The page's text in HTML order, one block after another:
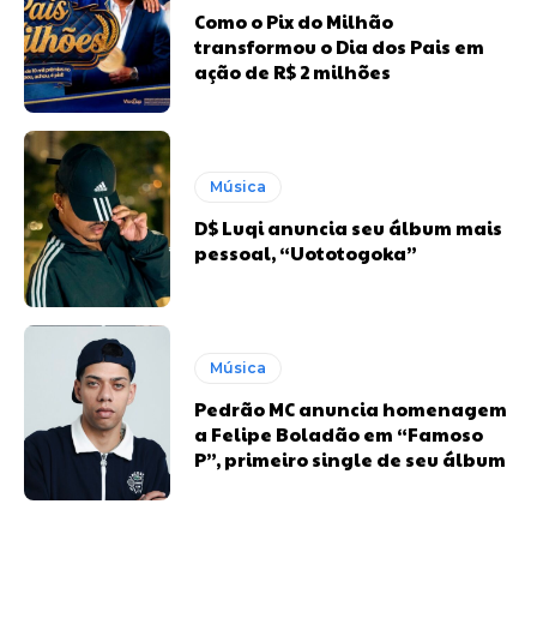
Como o Pix do Milhão
transformou o Dia dos Pais em
ação de R$ 2 milhões
Música
D$ Luqi anuncia seu álbum mais
pessoal, “Uototogoka”
Música
Pedrão MC anuncia homenagem
a Felipe Boladão em “Famoso
P”, primeiro single de seu álbum